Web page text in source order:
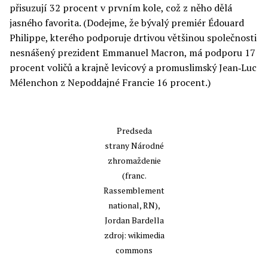
přisuzují 32 procent v prvním kole, což z něho dělá
jasného favorita. (Dodejme, že bývalý premiér Édouard
Philippe, kterého podporuje drtivou většinou společnosti
nesnášený prezident Emmanuel Macron, má podporu 17
procent voličů a krajně levicový a promuslimský Jean‑Luc
Mélenchon z Nepoddajné Francie 16 procent.)
Predseda
strany Národné
zhromaždenie
(franc.
Rassemblement
national, RN),
Jordan Bardella
zdroj: wikimedia
commons